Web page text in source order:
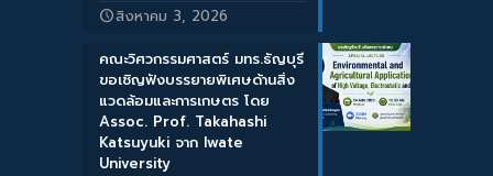
สิงหาคม 3, 2026
คณะวิศวกรรมศาสตร์ มทร.ธัญบุรี
ขอเชิญฟังบรรยายพิเศษด้านสิ่ง
แวดล้อมและการเกษตร โดย
Assoc. Prof. Takahashi
Katsuyuki จาก Iwate
University